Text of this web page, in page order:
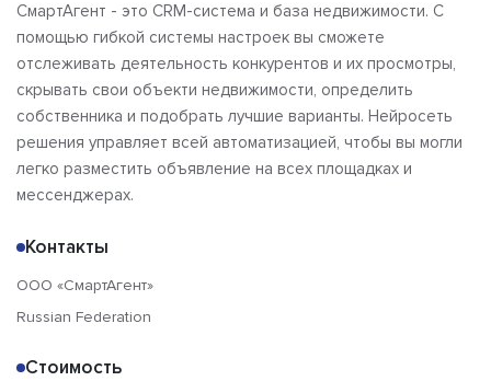
СмартАгент - это CRM-система и база недвижимости. С
помощью гибкой системы настроек вы сможете
отслеживать деятельность конкурентов и их просмотры,
скрывать свои объекти недвижимости, определить
собственника и подобрать лучшие варианты. Нейросеть
решения управляет всей автоматизацией, чтобы вы могли
легко разместить объявление на всех площадках и
мессенджерах.
Контакты
ООО «СмартАгент»
Russian Federation
Стоимость